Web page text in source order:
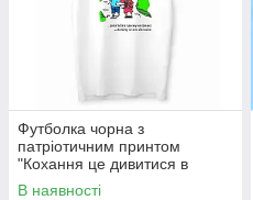
Футболка чорна з
патріотичним принтом
"Кохання це дивитися в
одному напрямку" Push IT
В наявності